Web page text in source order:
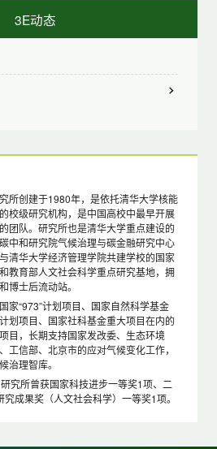
3E动态
所创建于1980年，是依托清华大学核能
校级研究机构，是中国高校中最早开展
团队。研究所也是清华大学重点建设的
中和研究院气候治理与碳金融研究中心
清华大学经济管理学院共建学校的国家
教育部人文社会科学重点研究基地，拥
博士后流动站。
家“973”计划项目、国家自然科学基金
划项目、国家社科基金重大项目在内的
目，长期支持国家发改委、生态环境
工信部、北京市的应对气候变化工作，
治理智库。
究所曾获国家科技进步一等奖1项、二
成果奖（人文社会科学）一等奖1项。